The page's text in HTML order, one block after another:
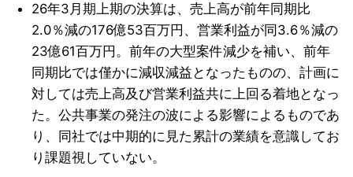
26年3月期上期の決算は、売上高が前年同期比
2.0％減の176億53百万円、営業利益が同3.6％減の
23億61百万円。前年の大型案件減少を補い、前年
同期比では僅かに減収減益となったものの、計画に
対しては売上高及び営業利益共に上回る着地となっ
た。公共事業の発注の波による影響によるものであ
り、同社では中期的に見た累計の業績を意識してお
り課題視していない。